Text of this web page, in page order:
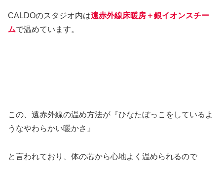
CALDOのスタジオ内は遠赤外線床暖房＋銀イオンスチー
ムで温めています。
この、遠赤外線の温め方法が『ひなたぼっこをしているよ
うなやわらかい暖かさ』
と言われており、体の芯から心地よく温められるので